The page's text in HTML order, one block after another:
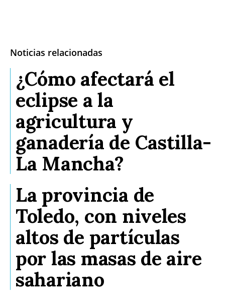
Noticias relacionadas
¿Cómo afectará el
eclipse a la
agricultura y
ganadería de Castilla-
La Mancha?
La provincia de
Toledo, con niveles
altos de partículas
por las masas de aire
sahariano